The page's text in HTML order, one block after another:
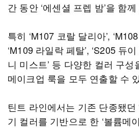
간 동안 ‘에센셜 프렙 밤’을 함
특히 ‘M107 코랄 달리아’,
‘M109 라일락 페탈’, ‘S205 듀
니 미스트’ 등 다양한 컬러 구성
메이크업 룩을 모두 연출할 수
틴트 라인에서는 기존 단종됐던
기 컬러를 기반으로 한 ‘볼륨메